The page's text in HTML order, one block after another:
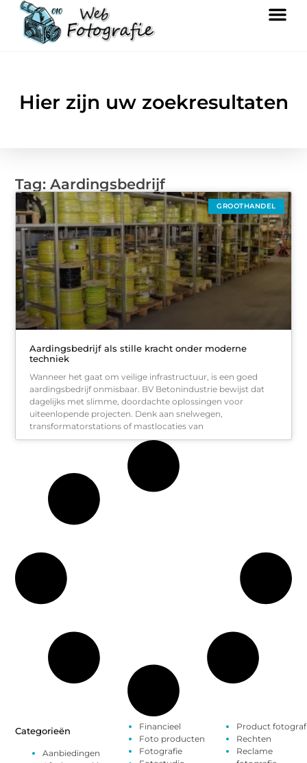
Hier zijn uw zoekresultaten
Tag: Aardingsbedrijf
GROOTHANDEL
Aardingsbedrijf als stille kracht onder moderne
techniek
Wanneer het gaat om veilige infrastructuur, is een goed
aardingsbedrijf onmisbaar. BV Betonindustrie bewijst dat
dagelijks met slimme, doordachte oplossingen voor
uiteenlopende projecten. Denk aan snelwegen,
transformatorstations of mastlocaties van
Categorieën
Aanbiedingen
Financieel
Foto producten
Fotografie
Product
Rechten
Reclame